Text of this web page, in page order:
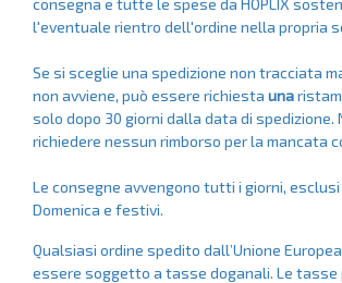
consegna e tutte le spese da HOPLIX
l'eventuale rientro dell'ordine nella propria
Se si sceglie una spedizione non tracciata
non avviene, può essere richiesta una
solo dopo 30 giorni dalla data di spedizione.
richiedere nessun rimborso per la mancata
Le consegne avvengono tutti i giorni, esclusi
Domenica e festivi.
Qualsiasi ordine spedito dall’Unione
essere soggetto a tasse doganali. Le tasse